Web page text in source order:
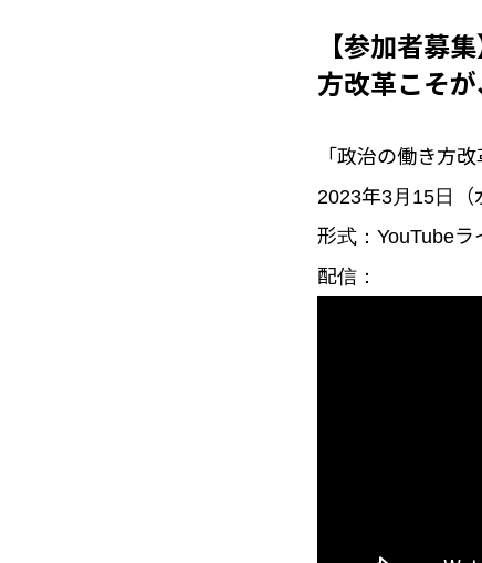
【参加者募
方改革こそが
「政治の働き方
2023年3月15日（
形式：YouTubeラ
配信：